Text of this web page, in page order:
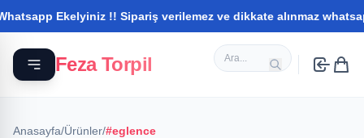
Ekelyiniz !! Sipariş verilemez ve dikkate alınmaz
Feza Torpil
Anasayfa/Ürünler/#eglence